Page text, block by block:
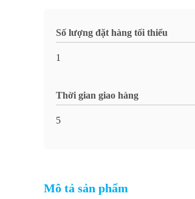
Số lượng đặt hàng tối thiểu
1
Thời gian giao hàng
5
Mô tả sản phẩm